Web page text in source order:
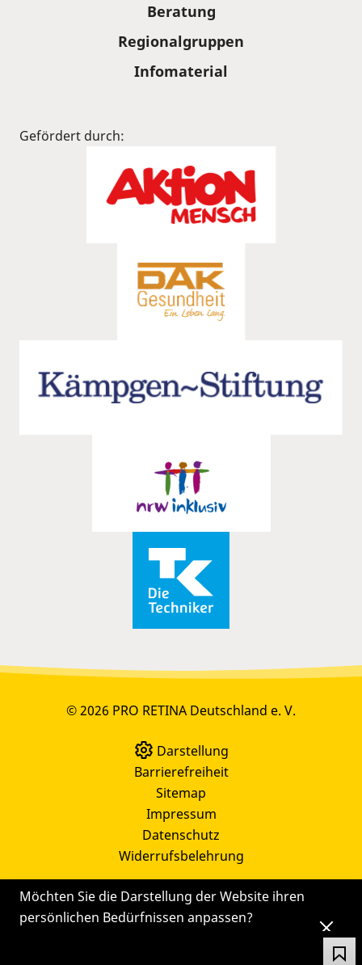
Möchten Sie die Darstellung der Website ihren
persönlichen Bedürfnissen anpassen?
Beratung
Regionalgruppen
Infomaterial
Gefördert durch:
© 2026 PRO RETINA Deutschland e. V.
Darstellung
Barrierefreiheit
Sitemap
Impressum
Datenschutz
Widerrufsbelehrung